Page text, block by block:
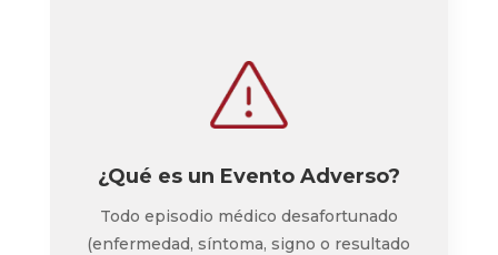
¿Qué es un Evento Adverso?
Todo episodio médico desafortunado
(enfermedad, síntoma, signo o resultado